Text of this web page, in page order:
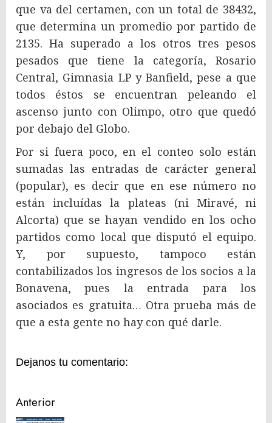
que va del certamen, con un total de 38432,
que determina un promedio por partido de
2135. Ha superado a los otros tres pesos
pesados que tiene la categoría, Rosario
Central, Gimnasia LP y Banfield, pese a que
todos éstos se encuentran peleando el
ascenso junto con Olimpo, otro que quedó
por debajo del Globo.
Por si fuera poco, en el conteo solo están
sumadas las entradas de carácter general
(popular), es decir que en ese número no
están incluídas la plateas (ni Miravé, ni
Alcorta) que se hayan vendido en los ocho
partidos como local que disputó el equipo.
Y, por supuesto, tampoco están
contabilizados los ingresos de los socios a la
Bonavena, pues la entrada para los
asociados es gratuita… Otra prueba más de
que a esta gente no hay con qué darle.
Dejanos tu comentario:
Navegación
Anterior